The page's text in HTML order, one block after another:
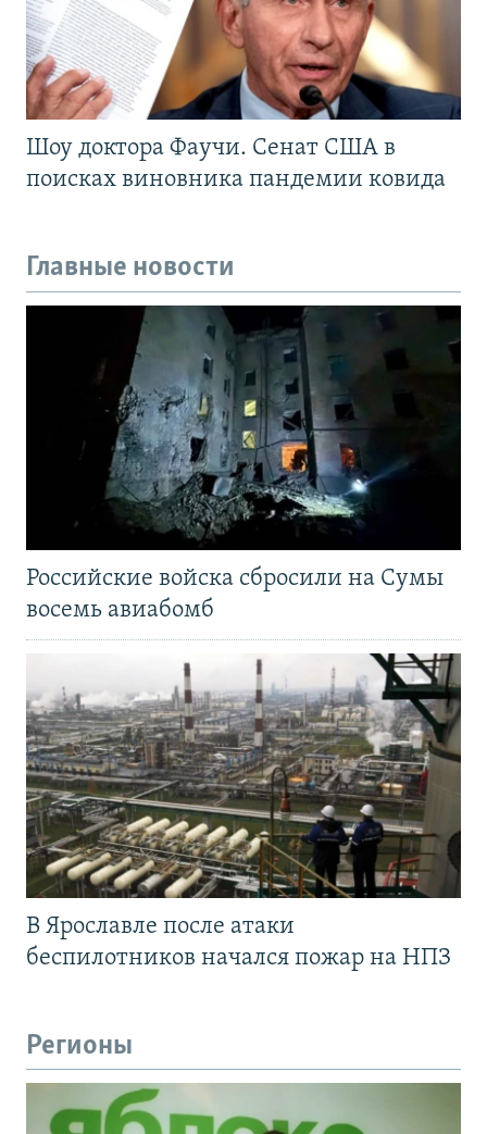
Шоу доктора Фаучи. Сенат США в
поисках виновника пандемии ковида
Главные новости
Российские войска сбросили на Сумы
восемь авиабомб
В Ярославле после атаки
беспилотников начался пожар на НПЗ
Регионы